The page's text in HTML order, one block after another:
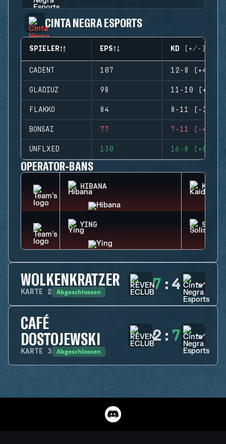
CINTA NEGRA ESPORTS
SPIELER EPS KD (+/-)
CADENT 107 12-8 (+4)
GLADIUZ 98 11-10 (+1)
FLAKKO 84 8-11 (-3)
BONSAI 77 7-11 (-4)
UNFLXED 130 16-8 (+8)
OPERATOR-BANS
HIBANA KAID
YING SOLIS
WOLKENKRATZER
KARTE 2 Abgeschlossen 7 : 4
CAFÉ
DOSTOJEWSKI
KARTE 3 Abgeschlossen
2 : 7